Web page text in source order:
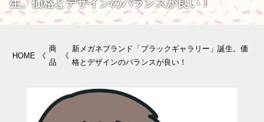
生。価格とデザインのバランスが良い！
HOME 《
商
品
《
新メガネブランド「ブラックギャラリー」誕生。価
格とデザインのバランスが良い！